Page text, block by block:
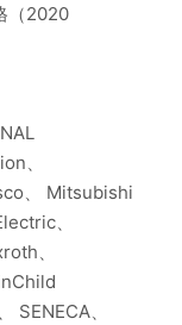
（2020
、
、 Mitsubishi
、
、
SENECA、